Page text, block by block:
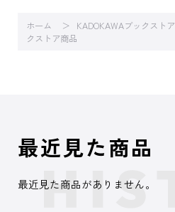
ホーム KADOKAWAブックストア
クストア商品
最近見た商品
最近見た商品がありません。